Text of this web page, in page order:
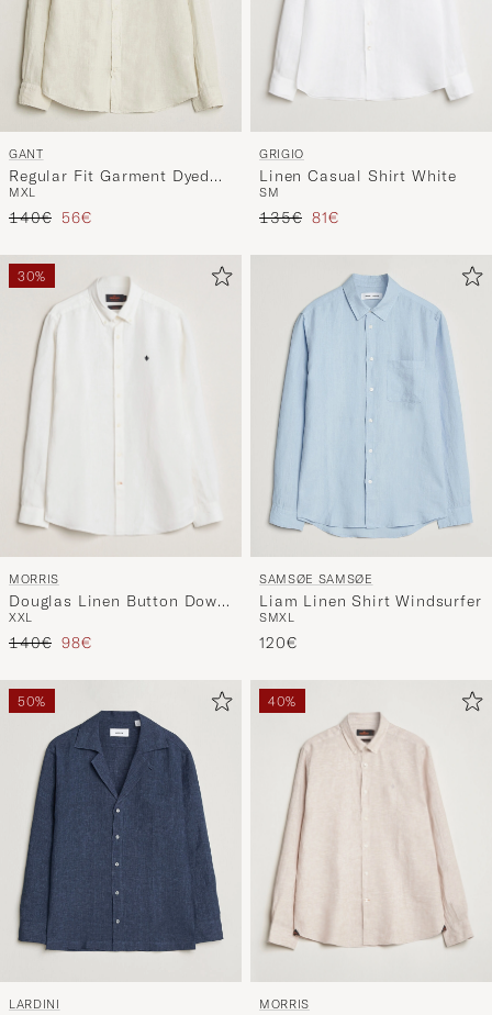
GANT
Regular Fit Garment Dyed
Linen Shirt Sand
MXL
Regulärer Preis
140€ Reduzierter Preis
56€
GRIGIO
Linen Casual Shirt White
SM
Regulärer Preis
135€ Reduzierter Preis
81€
30%
MORRIS
Douglas Linen Button Down
Shirt White
XXL
Regulärer Preis
140€ Reduzierter Preis
98€
SAMSØE SAMSØE
Liam Linen Shirt Windsurfer
SMXL
120€
50%
LARDINI
40%
MORRIS